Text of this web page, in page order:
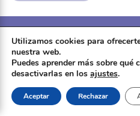
Formación
Tienda
Utilizamos cookies para
nuestra web.
Puedes aprender más sobre
desactivarlas en los ajustes.
Aceptar Rechazar